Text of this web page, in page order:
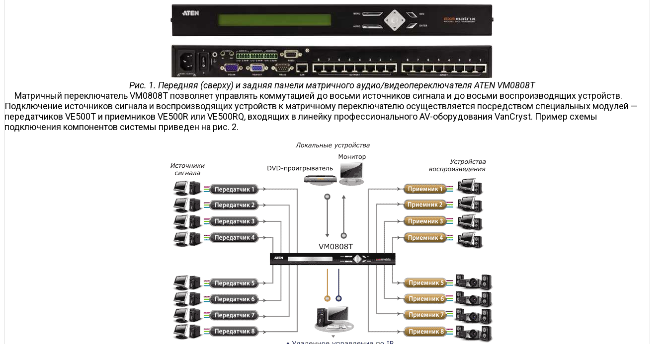
Рис. 1. Передняя (сверху) и задняя панели матричного аудио/видеопереключателя ATEN VM0808T
Матричный переключатель VM0808T позволяет управлять коммутацией до восьми источников сигнала и до восьми воспроизводящих устройств.
Подключение источников сигнала и воспроизводящих устройств к матричному переключателю осуществляется посредством специальных модулей —
передатчиков VE500T и приемников VE500R или VE500RQ, входящих в линейку профессионального AV-оборудования VanCryst. Пример схемы
подключения компонентов системы приведен на рис. 2.